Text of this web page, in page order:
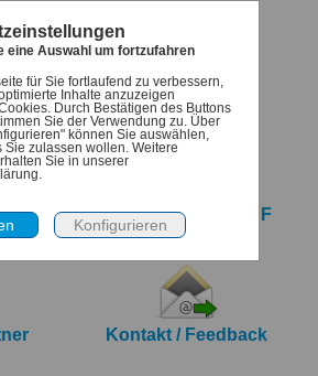
Denk-dran
Jahreskalender PDF
Kontakt / Feedback
eine Auswahl um fortzufahren
für Sie fortlaufend zu verbessern,
Inhalte anzuzeigen
Durch Bestätigen des Buttons
Sie der Verwendung zu. Über
können Sie auswählen,
Sie zulassen wollen. Weitere
Sie in unserer